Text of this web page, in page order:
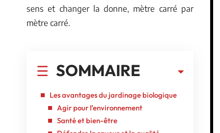
sens et changer la donne, mètre carré par
mètre carré.
SOMMAIRE
Les avantages du jardinage biologique
Agir pour l’environnement
Santé et bien-être